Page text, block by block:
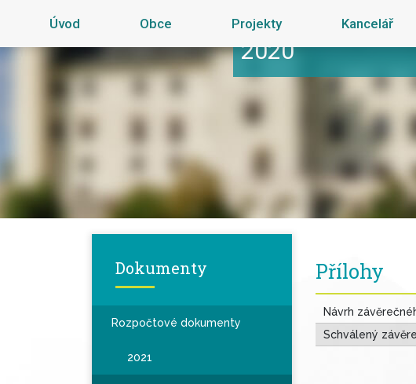
Úvod Obce Projekty Kancelář
2020
Dokumenty
Rozpočtové dokumenty
2021
Přílohy
Návrh
Schválený